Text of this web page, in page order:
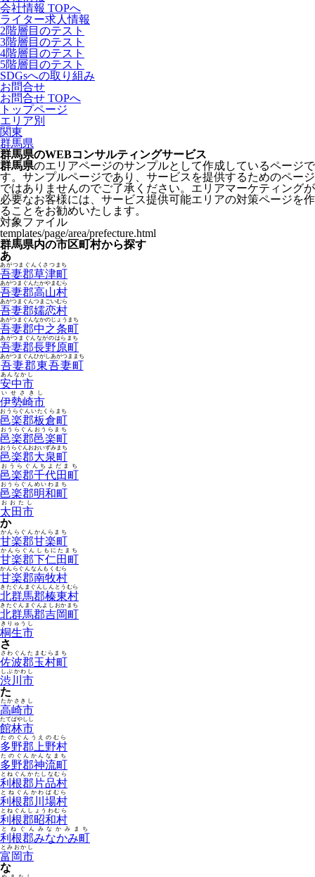
会社情報 TOPへ
ライター求人情報
2階層目のテスト
3階層目のテスト
4階層目のテスト
5階層目のテスト
SDGsへの取り組み
お問合せ
お問合せ TOPへ
トップページ
エリア別
関東
群馬県
群馬県のWEBコンサルティングサービス
群馬県のエリアページのサンプルとして作成しているページで
す。サンプルページであり、サービスを提供するためのページ
ではありませんのでご了承ください。エリアマーケティングが
必要なお客様には、サービス提供可能エリアの対策ページを作
ることをお勧めいたします。
対象ファイル
templates/page/area/prefecture.html
群馬県内の市区町村から探す
あ
吾妻郡草津町
あがつまぐんくさつまち
吾妻郡高山村
あがつまぐんたかやまむら
吾妻郡嬬恋村
あがつまぐんつまごいむら
吾妻郡中之条町
あがつまぐんなかのじょうまち
吾妻郡長野原町
あがつまぐんながのはらまち
吾妻郡東吾妻町
あがつまぐんひがしあがつままち
安中市
あんなかし
伊勢崎市
いせさきし
邑楽郡板倉町
おうらぐんいたくらまち
邑楽郡邑楽町
おうらぐんおうらまち
邑楽郡大泉町
おうらぐんおおいずみまち
邑楽郡千代田町
おうらぐんちよだまち
邑楽郡明和町
おうらぐんめいわまち
太田市
おおたし
か
甘楽郡甘楽町
かんらぐんかんらまち
甘楽郡下仁田町
かんらぐんしもにたまち
甘楽郡南牧村
かんらぐんなんもくむら
北群馬郡榛東村
きたぐんまぐんしんとうむら
北群馬郡吉岡町
きたぐんまぐんよしおかまち
桐生市
きりゅうし
さ
佐波郡玉村町
さわぐんたまむらまち
渋川市
しぶかわし
た
高崎市
たかさきし
館林市
たてばやしし
多野郡上野村
たのぐんうえのむら
多野郡神流町
たのぐんかんなまち
利根郡片品村
とねぐんかたしなむら
利根郡川場村
とねぐんかわばむら
利根郡昭和村
とねぐんしょうわむら
利根郡みなかみ町
とねぐんみなかみまち
富岡市
とみおかし
な